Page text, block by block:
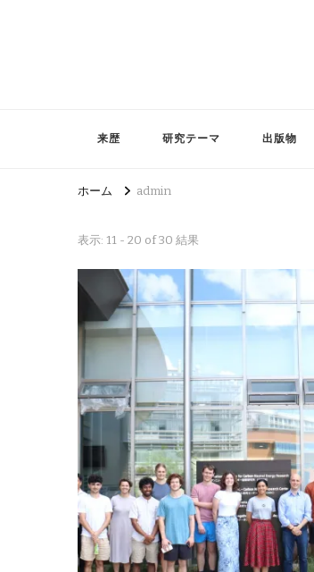
来歴 研究テーマ 出版物
ホーム admin
表示: 11 - 20 of 30 結果